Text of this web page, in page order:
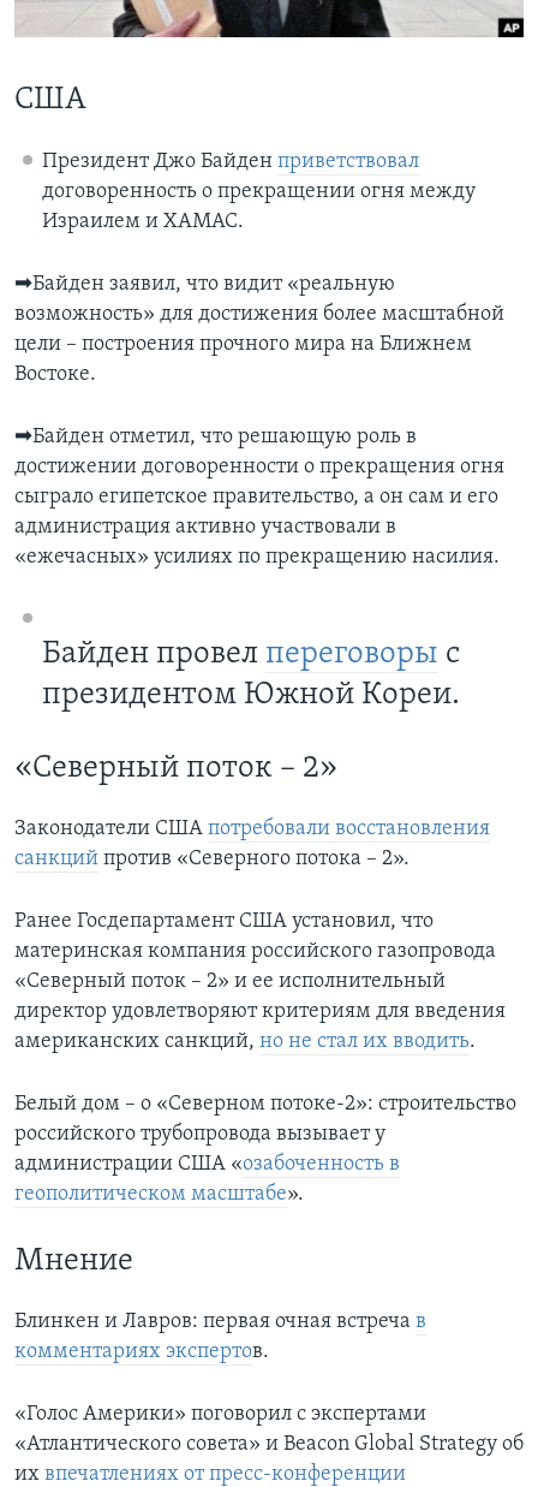
Learning English
СОЦИАЛЬНЫЕ СЕТИ
Языки
США
Президент Джо Байден приветствовал
договоренность о прекращении огня между
Израилем и ХАМАС.
➡Байден заявил, что видит «реальную
возможность» для достижения более масштабной
цели – построения прочного мира на Ближнем
Востоке.
➡Байден отметил, что решающую роль в
достижении договоренности о прекращения огня
сыграло египетское правительство, а он сам и его
администрация активно участвовали в
«ежечасных» усилиях по прекращению насилия.
Байден провел переговоры с
президентом Южной Кореи.
«Северный поток – 2»
Законодатели США потребовали восстановления
санкций против «Северного потока – 2».
Ранее Госдепартамент США установил, что
материнская компания российского газопровода
«Северный поток – 2» и ее исполнительный
директор удовлетворяют критериям для введения
американских санкций, но не стал их вводить.
Белый дом – о «Северном потоке-2»: строительство
российского трубопровода вызывает у
администрации США «озабоченность в
геополитическом масштабе».
Мнение
Блинкен и Лавров: первая очная встреча в
комментариях экспертов.
«Голос Америки» поговорил с экспертами
«Атлантического совета» и Beacon Global Strategy oб
их впечатлениях от пресс-конференции